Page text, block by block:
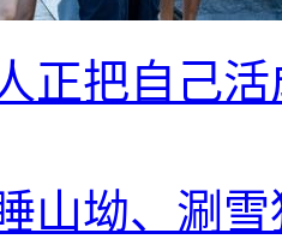
正把自己活
山坳、涮